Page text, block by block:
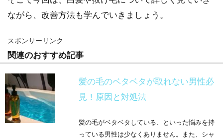
ながら、改善方法も学んでいきましょう。
スポンサーリンク
関連のおすすめ記事
髪の毛のベタベタが取れない男性必
見！原因と対処法
髪の毛がベタベタしている、といった悩みを持
っている男性は少なくありません。また、シャ